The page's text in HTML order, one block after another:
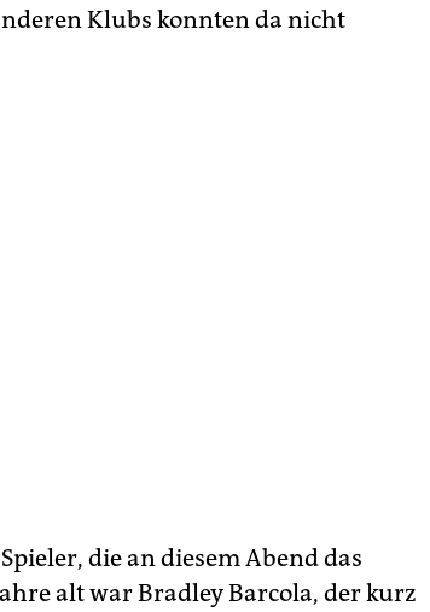
Klubs konnten da nicht
die an diesem Abend das
alt war Bradley Barcola, der kurz